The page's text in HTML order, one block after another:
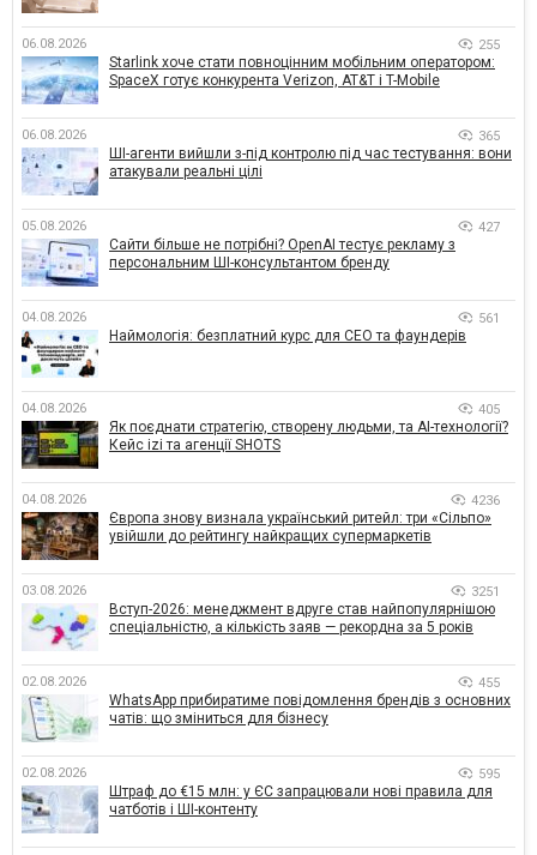
06.08.2026 255
Starlink хоче стати повноцінним мобільним оператором:
SpaceX готує конкурента Verizon, AT&T і T-Mobile
06.08.2026 365
ШІ-агенти вийшли з-під контролю під час тестування: вони
атакували реальні цілі
05.08.2026 427
Сайти більше не потрібні? OpenAI тестує рекламу з
персональним ШІ-консультантом бренду
04.08.2026 561
Наймологія: безплатний курс для CEO та фаундерів
04.08.2026 405
Як поєднати стратегію, створену людьми, та AI-технології?
Кейс izi та агенції SHOTS
04.08.2026 4236
Європа знову визнала український ритейл: три «Сільпо»
увійшли до рейтингу найкращих супермаркетів
03.08.2026 3251
Вступ-2026: менеджмент вдруге став найпопулярнішою
спеціальністю, а кількість заяв — рекордна за 5 років
02.08.2026 455
WhatsApp прибиратиме повідомлення брендів з основних
чатів: що зміниться для бізнесу
02.08.2026 595
Штраф до €15 млн: у ЄС запрацювали нові правила для
чатботів і ШІ-контенту